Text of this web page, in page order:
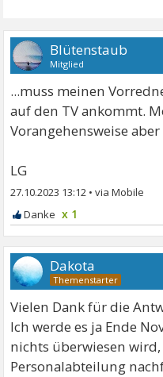
Blütenstaub
Mitglied
...muss meinen
auf den TV ankommt.
Vorangehensweise
LG
27.10.2023 13:12 •
x 1
Dakota
Vielen Dank für die
Ich werde es ja Ende
nichts überwiesen
Personalabteilung